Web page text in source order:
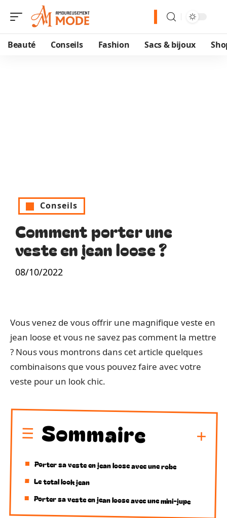
Beauté Conseils Fashion Sacs & bijoux
Conseils
Comment porter une
veste en jean loose ?
08/10/2022
Vous venez de vous offrir une magnifique veste en
jean loose et vous ne savez pas comment la mettre
? Nous vous montrons dans cet article quelques
combinaisons que vous pouvez faire avec votre
veste pour un look chic.
Sommaire
Porter sa veste en jean loose avec une robe
Le total look jean
Porter sa veste en jean loose avec une mini-jupe